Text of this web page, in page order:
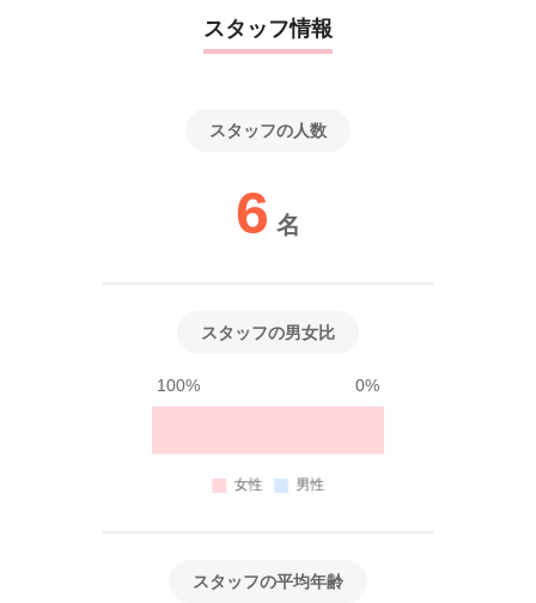
スタッフ情報
スタッフの人数
6 名
スタッフの男女比
100% 0%
スタッフの平均年齢